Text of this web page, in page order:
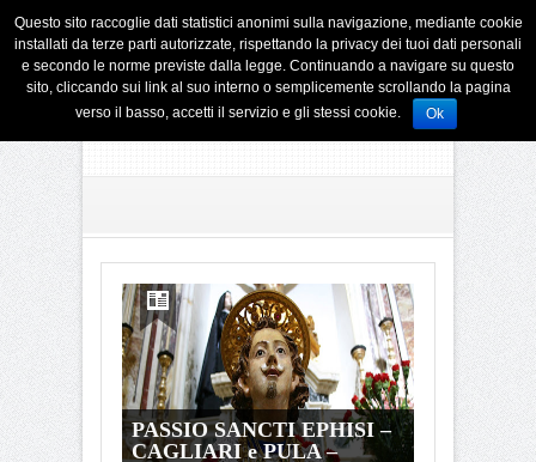
Questo sito raccoglie dati statistici anonimi sulla navigazione, mediante cookie
installati da terze parti autorizzate, rispettando la privacy dei tuoi dati personali
e secondo le norme previste dalla legge. Continuando a navigare su questo
sito, cliccando sui link al suo interno o semplicemente scrollando la pagina
verso il basso, accetti il servizio e gli stessi cookie.
Ok